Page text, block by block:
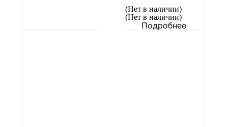
(Нет в наличии)
(Нет в наличии)
Подробнее